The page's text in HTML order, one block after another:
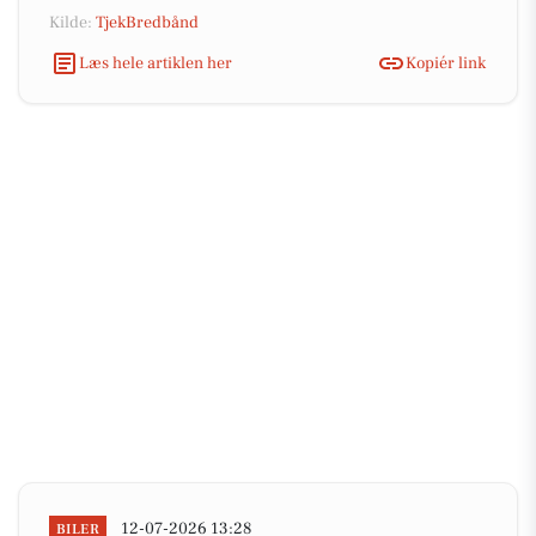
Kilde: TjekBredbånd
Læs hele artiklen her
Kopiér link
BILER 12-07-2026 13:28